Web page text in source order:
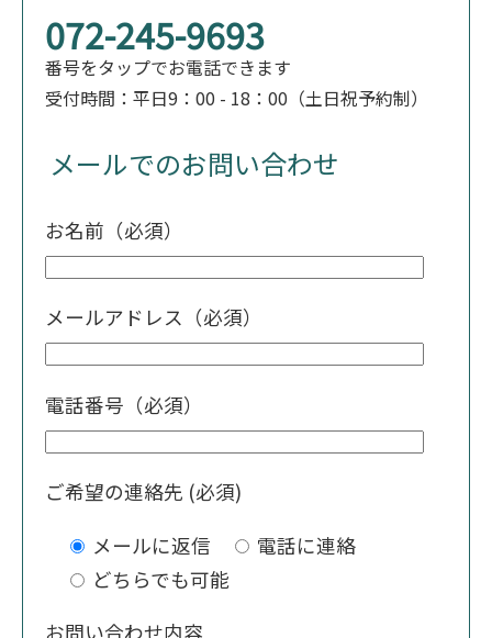
072-245-9693
番号をタップでお電話できます
受付時間：平日9：00 - 18：00（土日祝予約制）
メールでのお問い合わせ
お名前（必須）
メールアドレス（必須）
電話番号（必須）
ご希望の連絡先 (必須)
メールに返信
電話に連絡
どちらでも可能
お問い合わせ内容